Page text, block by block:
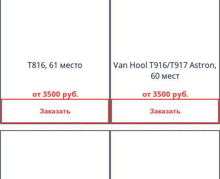
T816, 61 место
от 3500 руб.
Заказать
Van Hool T916/T917 Astron,
60 мест
от 3500 руб.
Заказать